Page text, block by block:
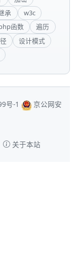
承
w3c
函数
遍历
设计模式
号-1
京公网安
关于本站